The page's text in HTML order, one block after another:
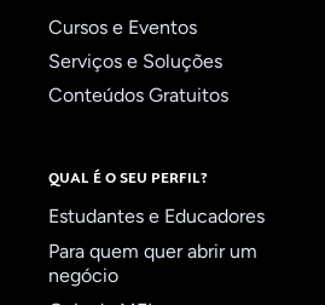
Cursos e Eventos
Serviços e Soluções
Conteúdos Gratuitos
QUAL É O SEU PERFIL?
Estudantes e Educadores
Para quem quer abrir um
negócio